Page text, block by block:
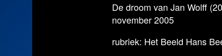
De droom van Jan Wolff
november 2005
rubriek: Het Beeld Hans